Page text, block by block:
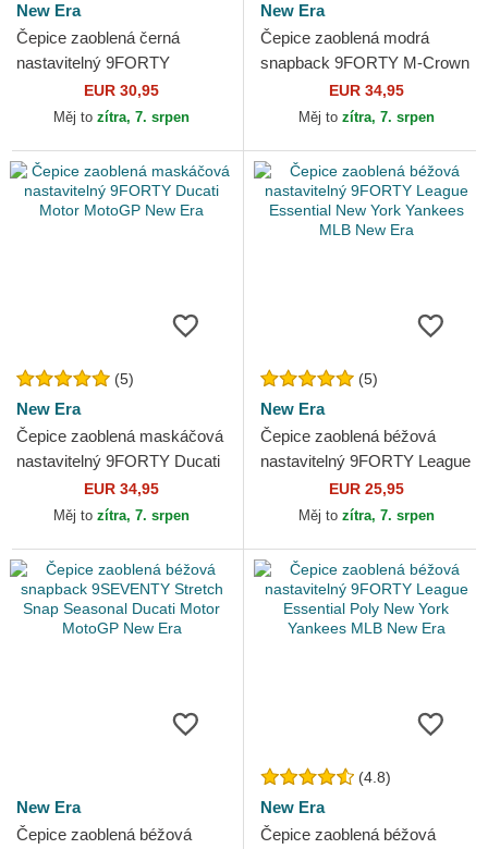
New Era
Čepice zaoblená černá
nastavitelný 9FORTY
Recycled Stripe Valentino
Rossi VR46 MotoGP New
EUR 30,95
Měj to zítra, 7. srpen
New Era
Čepice zaoblená modrá
snapback 9FORTY M-Crown
Denim Valentino Rossi VR46
MotoGP New Era
EUR 34,95
Měj to zítra, 7. srpen
(5)
New Era
Čepice zaoblená maskáčová
nastavitelný 9FORTY Ducati
Motor MotoGP New Era
EUR 34,95
Měj to zítra, 7. srpen
(5)
New Era
Čepice zaoblená béžová
nastavitelný 9FORTY League
Essential New York Yankees
MLB New Era
EUR 25,95
Měj to zítra, 7. srpen
New Era
Čepice zaoblená béžová
(4.8)
New Era
Čepice zaoblená béžová